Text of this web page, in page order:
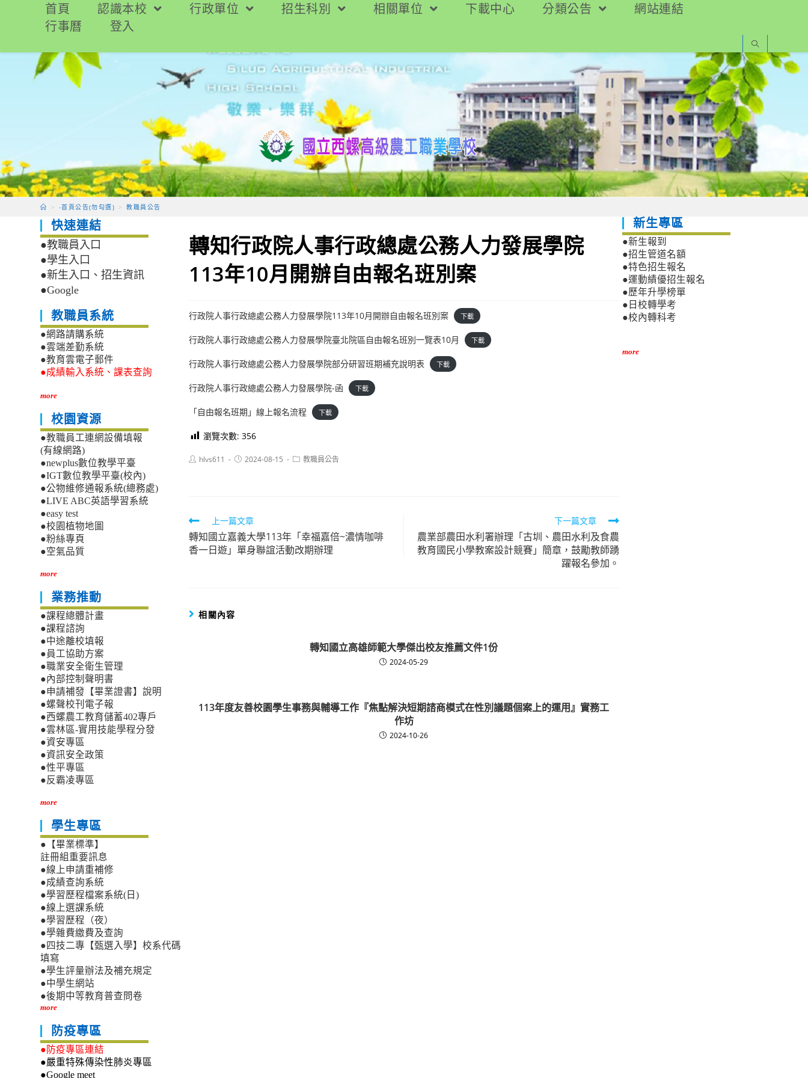
要
首頁 認識本校 行政單位 招生科別 相關單位 下載中心 分類公告
網站連結
行事曆
登入
> -首頁公告(勿勾選) > 教職員公告
轉知行政院人事行政總處公務人力發展學院
113年10月開辦自由報名班別案
行政院人事行政總處公務人力發展學院113年10月開辦自由報名班別案 下載
行政院人事行政總處公務人力發展學院臺北院區自由報名班別一覽表10月 下載
行政院人事行政總處公務人力發展學院部分研習班期補充說明表 下載
行政院人事行政總處公務人力發展學院-函 下載
「自由報名班期」線上報名流程 下載
瀏覽次數: 356
Posthlvs611
Post2024-08-15
Post教職員公告
Read
more
articles
上一篇文章
轉知國立嘉義大學113年「幸福嘉倍~濃情咖啡
香一日遊」單身聯誼活動改期辦理
下一篇文章
農業部農田水利署辦理「古圳、農田水利及食農
教育國民小學教案設計競賽」簡章，鼓勵教師踴
躍報名參加。
相關內容
轉知國立高雄師範大學傑出校友推薦文件1份
2024-05-29
113年度友善校園學生事務與輔導工作『焦點解決短期諮商模式在性別議題個案上的運用』實務工
作坊
2024-10-26
快速連結
●教職員入口
●學生入口
●新生入口、招生資訊
●Google
教職員系統
●網路請購系統
●雲端差勤系統
●教育雲電子郵件
●成績輸入系統、課表查詢
more
校園資源
●教職員工連網設備填報
(有線網路)
●newplus數位教學平臺
●IGT數位教學平臺(校內)
●公物維修通報系統(總務處)
●LIVE ABC英語學習系統
●easy test
●校園植物地圖
●粉絲專頁
●空氣品質
more
業務推動
●課程總體計畫
●課程諮詢
●中途離校填報
●員工協助方案
●職業安全衛生管理
●內部控制聲明書
●申請補發【畢業證書】說明
●螺聲校刊電子報
●西螺農工教育儲蓄402專戶
●雲林區-實用技能學程分發
●資安專區
●資訊安全政策
●性平專區
●反霸凌專區
more
學生專區
●【畢業標準】
註冊組重要訊息
●線上申請重補修
●成績查詢系統
●學習歷程檔案系統(日)
●線上選課系統
●學習歷程（夜）
●學雜費繳費及查詢
●四技二專【甄選入學】校系代碼
填寫
●學生評量辦法及補充規定
●中學生網站
●後期中等教育普查問卷
more
防疫專區
●防疫專區連結
●嚴重特殊傳染性肺炎專區
●Google meet
新生專區
●新生報到
●招生管道名額
●特色招生報名
●運動績優招生報名
●歷年升學榜單
●日校轉學考
●校內轉科考
more